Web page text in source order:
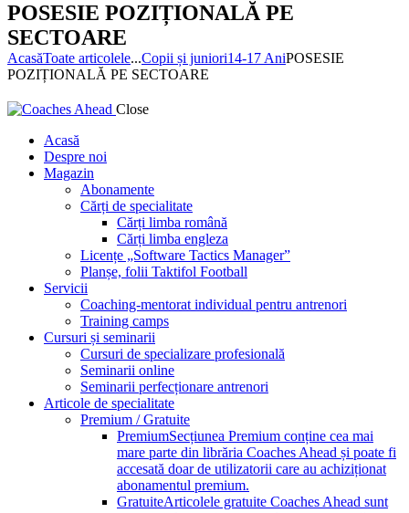
POSESIE POZIȚIONALĂ PE
SECTOARE
AcasăToate articolele...Copii și juniori14-17 AniPOSESIE
POZIȚIONALĂ PE SECTOARE
Close
Acasă
Despre noi
Magazin
Abonamente
Cărți de specialitate
Cărți limba română
Cărți limba engleza
Licențe „Software Tactics Manager”
Planșe, folii Taktifol Football
Servicii
Coaching-mentorat individual pentru antrenori
Training camps
Cursuri și seminarii
Cursuri de specializare profesională
Seminarii online
Seminarii perfecționare antrenori
Articole de specialitate
Premium / Gratuite
PremiumSecțiunea Premium conține cea mai
mare parte din librăria Coaches Ahead și poate fi
accesată doar de utilizatorii care au achiziționat
abonamentul premium.
GratuiteArticolele gratuite Coaches Ahead sunt